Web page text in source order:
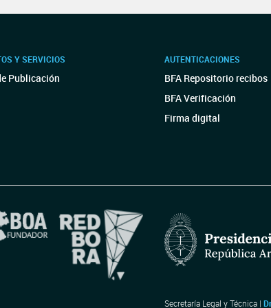
Y SERVICIOS
Publicación
AUTENTICACIONES
BFA Repositorio recibos
BFA Verificación
Firma digital
Secretaría Legal y Técnica |